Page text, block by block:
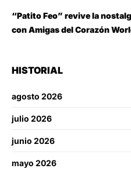
“Patito Feo” revive la
con Amigas del Corazón
HISTORIAL
agosto 2026
julio 2026
junio 2026
mayo 2026